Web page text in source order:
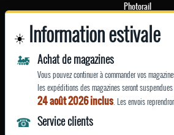
Photorail
Recevez une fois par mois
(nouvelles photographies
touristiques rajoutées sur le
ponctuelles
☀️ Information estivale
🚂 Achat de magazines
Vous pouvez continuer à commander vos
les expéditions des magazines seront suspendues
24 août 2026 inclus. Les envois
☎ Service clients